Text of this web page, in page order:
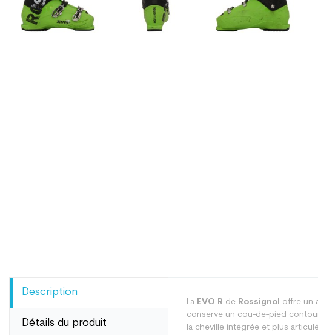
Description
Détails du produit
La EVO Rde Rossignol offre un
conserve un cou-de-pied
la cheville intégrée et plus